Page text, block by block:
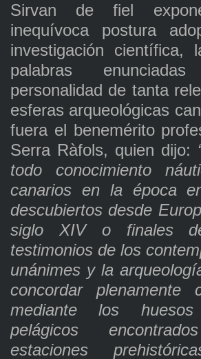
Sirvan de fiel
inequívoca postura
investigación científica,
palabras
personalidad de tanta
esferas arqueológicas
fuera el benemérito
Serra Ràfols, quien dijo:
todo conocimiento
canarios en la época
descubiertos desde
siglo XIV o finales
testimonios de los
unánimes y la
concordar
mediante los
pelágicos
estaciones